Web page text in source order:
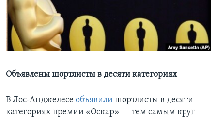
Learning English
СОЦИАЛЬНЫЕ СЕТИ
Объявлены шортлисты в десяти категориях
В Лос-Анджелесе объявили шортлисты в десяти
категориях премии «Оскар» — тем самым круг